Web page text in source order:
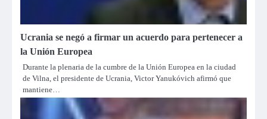
Ucrania se negó a firmar un acuerdo para pertenecer a
la Unión Europea
Durante la plenaria de la cumbre de la Unión Europea en la ciudad
de Vilna, el presidente de Ucrania, Victor Yanukóvich afirmó que
mantiene…